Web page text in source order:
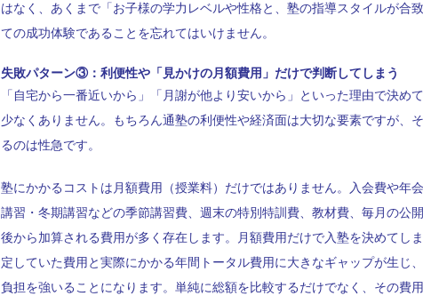
はなく、あくまで「お子様の学力レベルや性格と、塾の指導スタイルが合
ての成功体験であることを忘れてはいけません。
失敗パターン③：利便性や「見かけの月額費用」だけで判断してしまう
「自宅から一番近いから」「月謝が他より安いから」といった理由で決め
少なくありません。もちろん通塾の利便性や経済面は大切な要素ですが、
るのは性急です。
塾にかかるコストは月額費用（授業料）だけではありません。入会費や年
講習・冬期講習などの季節講習費、週末の特別特訓費、教材費、毎月の公開
後から加算される費用が多く存在します。月額費用だけで入塾を決めてし
定していた費用と実際にかかる年間トータル費用に大きなギャップが生じ
負担を強いることになります。単純に総額を比較するだけでなく、その費